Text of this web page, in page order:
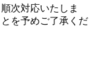
次対応いたしま
を予めご了承くだ